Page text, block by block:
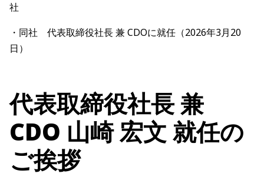
社
・同社 代表取締役社長 兼 CDOに就任（2026年3月20
日）
代表取締役社長 兼
CDO 山崎 宏文 就任の
ご挨拶